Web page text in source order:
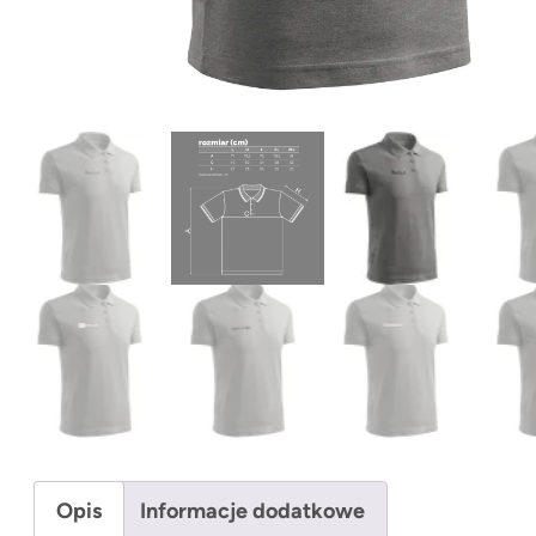
Opis Informacje dodatkowe